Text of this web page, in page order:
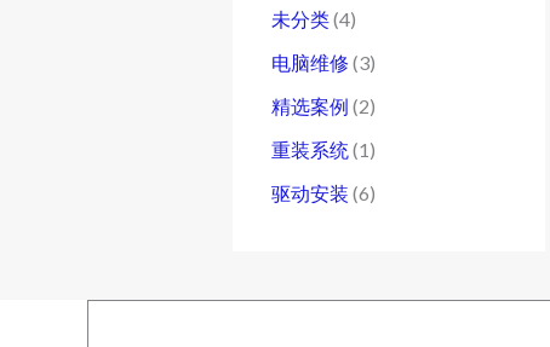
未分类(4)
电脑维修 (3)
精选案例 (2)
重装系统(1)
驱动安装 (6)